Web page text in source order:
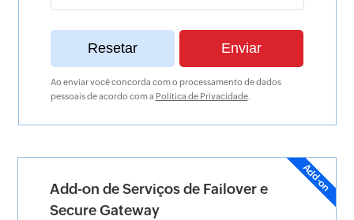
Ao enviar você concorda com o processamento de dados
pessoais de acordo com a Política de Privacidade.
Add-on de Serviços de Failover e
Secure Gateway